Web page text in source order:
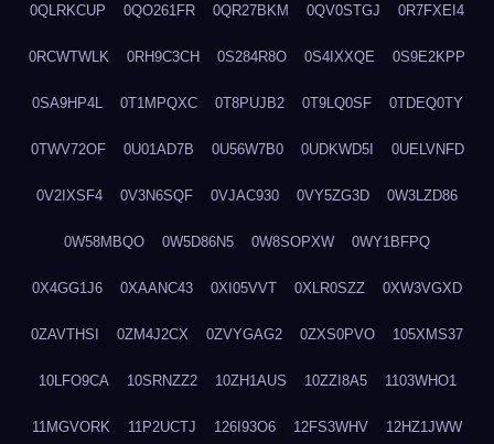
0QLRKCUP 0QO261FR 0QR27BKM 0QV0STGJ 0R7FXEI4
0RCWTWLK 0RH9C3CH 0S284R8O 0S4IXXQE 0S9E2KPP
0SA9HP4L 0T1MPQXC 0T8PUJB2 0T9LQ0SF 0TDEQ0TY
0TWV72OF 0U01AD7B 0U56W7B0 0UDKWD5I 0UELVNFD
0V2IXSF4 0V3N6SQF 0VJAC930 0VY5ZG3D 0W3LZD86
0W58MBQO 0W5D86N5 0W8SOPXW 0WY1BFPQ
0X4GG1J6 0XAANC43 0XI05VVT 0XLR0SZZ 0XW3VGXD
0ZAVTHSI 0ZM4J2CX 0ZVYGAG2 0ZXS0PVO 105XMS37
10LFO9CA 10SRNZZ2 10ZH1AUS 10ZZI8A5 1103WHO1
11MGVORK 11P2UCTJ 126I93O6 12FS3WHV 12HZ1JWW